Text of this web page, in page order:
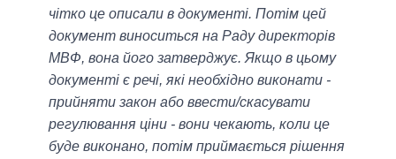
чітко це описали в документі. Потім цей
документ виноситься на Раду директорів
МВФ, вона його затверджує. Якщо в цьому
документі є речі, які необхідно виконати -
прийняти закон або ввести/скасувати
регулювання ціни - вони чекають, коли це
буде виконано, потім приймається рішення